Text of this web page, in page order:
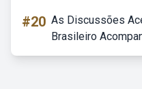
#20 As Discussões
Brasileiro